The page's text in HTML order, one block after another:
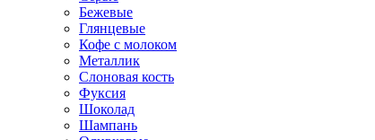
Бежевые
Глянцевые
Кофе с молоком
Металлик
Слоновая кость
Фуксия
Шоколад
Шампань